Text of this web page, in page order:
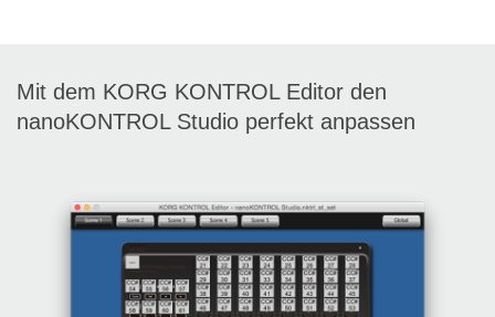
Mit dem KORG KONTROL Editor den
nanoKONTROL Studio perfekt anpassen